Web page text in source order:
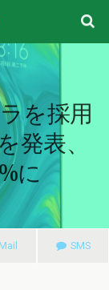
を採用
発表、
に
Mail SMS